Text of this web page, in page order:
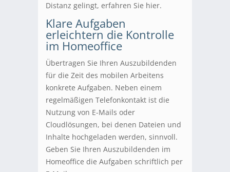
Distanz gelingt, erfahren Sie hier.
Klare Aufgaben
erleichtern die Kontrolle
im Homeoffice
Übertragen Sie Ihren Auszubildenden
für die Zeit des mobilen Arbeitens
konkrete Aufgaben. Neben einem
regelmäßigen Telefonkontakt ist die
Nutzung von E-Mails oder
Cloudlösungen, bei denen Dateien und
Inhalte hochgeladen werden, sinnvoll.
Geben Sie Ihren Auszubildenden im
Homeoffice die Aufgaben schriftlich per